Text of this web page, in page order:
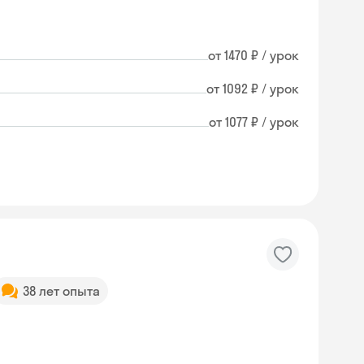
от 1470 ₽ / урок
от 1092 ₽ / урок
от 1077 ₽ / урок
38 лет опыта